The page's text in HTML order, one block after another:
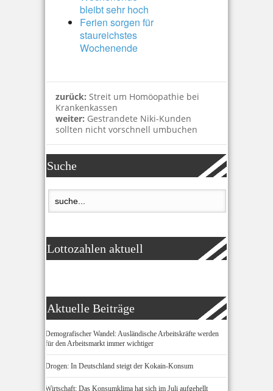
bleibt sehr hoch
Ferien sorgen für
staureichstes
Wochenende
zurück: Streit um Homöopathie bei
Krankenkassen
weiter: Gestrandete Niki-Kunden
sollten nicht vorschnell umbuchen
Suche
Lottozahlen aktuell
Aktuelle Beiträge
Demografischer Wandel: Ausländische Arbeitskräfte werden
für den Arbeitsmarkt immer wichtiger
Drogen: In Deutschland steigt der Kokain-Konsum
Wirtschaft: Das Konsumklima hat sich im Juli aufgehellt